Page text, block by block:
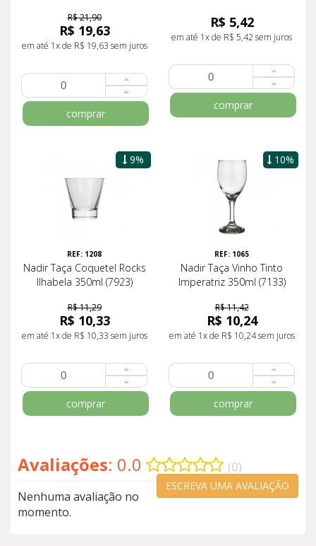
R$ 21,90
R$ 19,63
em até 1x de R$ 19,63 sem juros
comprar
R$ 5,42
em até 1x de R$ 5,42 sem juros
comprar
9%
REF: 1208
Nadir Taça Coquetel Rocks
Ilhabela 350ml (7923)
R$ 11,29
R$ 10,33
em até 1x de R$ 10,33 sem juros
comprar
10%
REF: 1065
Nadir Taça Vinho Tinto
Imperatriz 350ml (7133)
R$ 11,42
R$ 10,24
em até 1x de R$ 10,24 sem juros
comprar
Avaliações: 0.0 (0)
ESCREVA UMA AVALIAÇÃO
Nenhuma avaliação no
momento.